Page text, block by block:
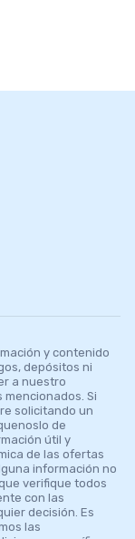
y contenido
depósitos ni
a nuestro
Si
solicitando un
de
útil y
de las ofertas
información no
verifique todos
con las
decisión. Es
las